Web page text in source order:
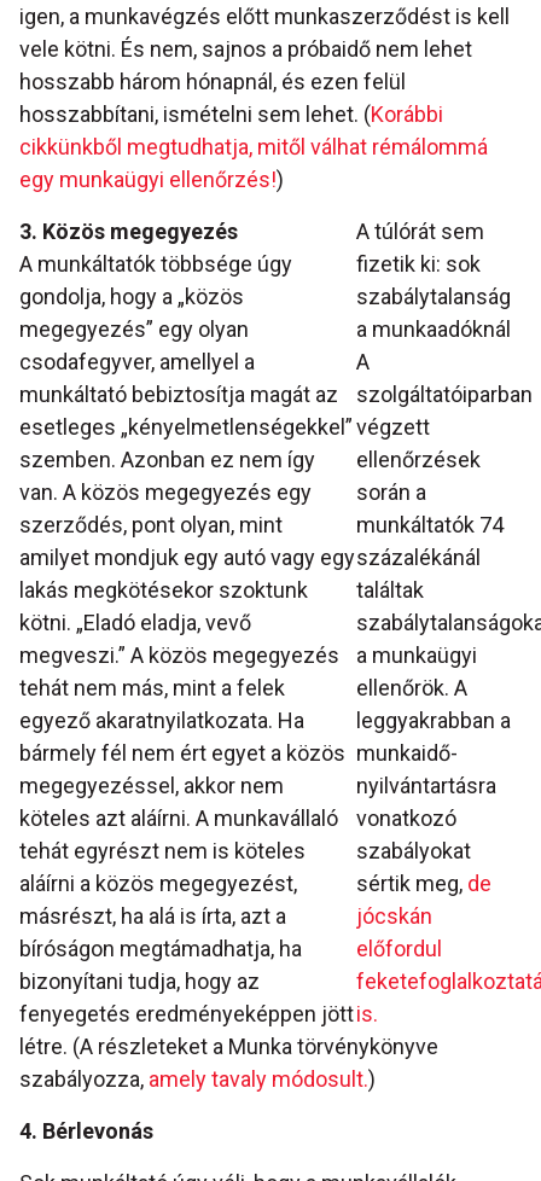
igen, a munkavégzés előtt munkaszerződést is kell
vele kötni. És nem, sajnos a próbaidő nem lehet
hosszabb három hónapnál, és ezen felül
hosszabbítani, ismételni sem lehet. (Korábbi
cikkünkből megtudhatja, mitől válhat rémálommá
egy munkaügyi ellenőrzés!)
A túlórát sem
fizetik ki: sok
szabálytalanság
a munkaadóknál
A
szolgáltatóiparban
végzett
ellenőrzések
során a
munkáltatók 74
százalékánál
találtak
a munkaügyi
ellenőrök. A
leggyakrabban a
munkaidő-
nyilvántartásra
vonatkozó
szabályokat
sértik meg, de
jócskán
előfordul
is.
3. Közös megegyezés
A munkáltatók többsége úgy
gondolja, hogy a „közös
megegyezés” egy olyan
csodafegyver, amellyel a
munkáltató bebiztosítja magát az
esetleges „kényelmetlenségekkel”
szemben. Azonban ez nem így
van. A közös megegyezés egy
szerződés, pont olyan, mint
amilyet mondjuk egy autó vagy egy
lakás megkötésekor szoktunk
kötni. „Eladó eladja, vevő
megveszi.” A közös megegyezés
tehát nem más, mint a felek
egyező akaratnyilatkozata. Ha
bármely fél nem ért egyet a közös
megegyezéssel, akkor nem
köteles azt aláírni. A munkavállaló
tehát egyrészt nem is köteles
aláírni a közös megegyezést,
másrészt, ha alá is írta, azt a
bíróságon megtámadhatja, ha
bizonyítani tudja, hogy az
fenyegetés eredményeképpen jött
létre. (A részleteket a Munka törvénykönyve
szabályozza, amely tavaly módosult.)
4. Bérlevonás